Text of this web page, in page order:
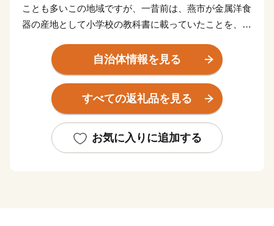
ことも多いこの地域ですが、一昔前は、燕市が金属洋食
器の産地として小学校の教科書に載っていたことを、覚
イフなどの金属洋食器の国内生産シェアは90％以上を占
め、鍋やフライパン、包丁をはじめとした金属ハウスウ
ェアは全国生産額の約90%を占める、世界有数の金属加
工の生産地です。
燕産の金属洋食器がノーベル賞授賞式の晩餐会で使用さ
れています！その他、APECでの各国首脳へのお土産と
自治体情報を見る
すべての返礼品を見る
お気に入りに追加する